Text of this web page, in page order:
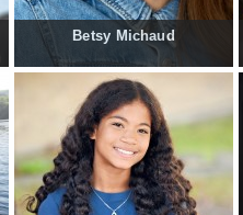
Betsy Michaud